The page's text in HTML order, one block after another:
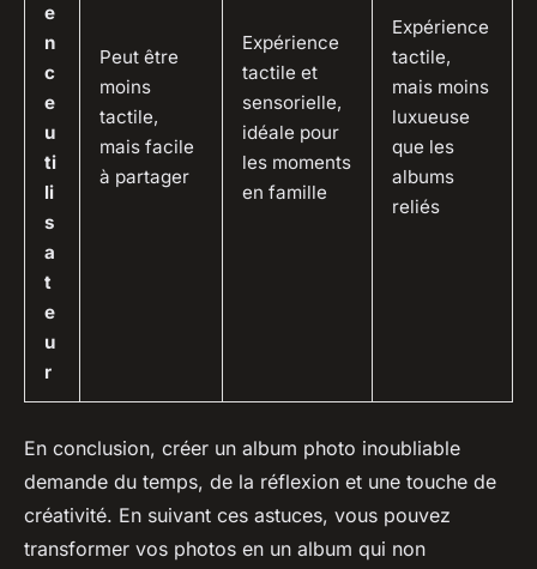
e
n
c
e
u
ti
li
s
a
t
e
u
r
Peut être
moins
tactile,
mais facile
à partager
Expérience
tactile et
sensorielle,
idéale pour
les moments
en famille
Expérience
tactile,
mais moins
luxueuse
que les
albums
reliés
En conclusion, créer un album photo inoubliable
demande du temps, de la réflexion et une touche de
créativité. En suivant ces astuces, vous pouvez
transformer vos photos en un album qui non